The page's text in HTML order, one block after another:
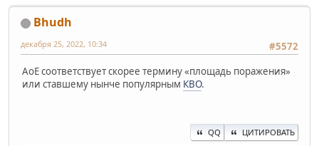
Bhudh
#5572
декабря 25, 2022, 10:34
AoE соответствует скорее термину «площадь поражения»
или ставшему нынче популярным КВО.
QQ ЦИТИРОВАТЬ